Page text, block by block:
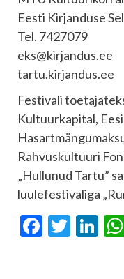
Eesti Kirjanduse
Tel. 7427079
eks@kirjandus.ee
tartu.kirjandus.ee
Festivali
Kultuurkapital,
Rahvuskultuuri
„Hullunud Tartu”
luulefestivaliga